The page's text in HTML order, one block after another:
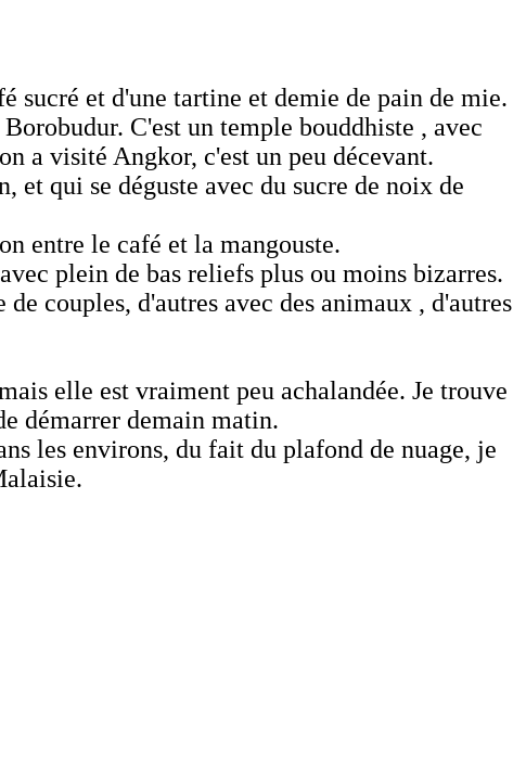
sucré et d'une tartine et demie de pain de mie.
C'est un temple bouddhiste , avec
a visité Angkor, c'est un peu décevant.
et qui se déguste avec du sucre de noix de
entre le café et la mangouste.
plein de bas reliefs plus ou moins bizarres.
couples, d'autres avec des animaux , d'autres
elle est vraiment peu achalandée. Je trouve
démarrer demain matin.
les environs, du fait du plafond de nuage, je